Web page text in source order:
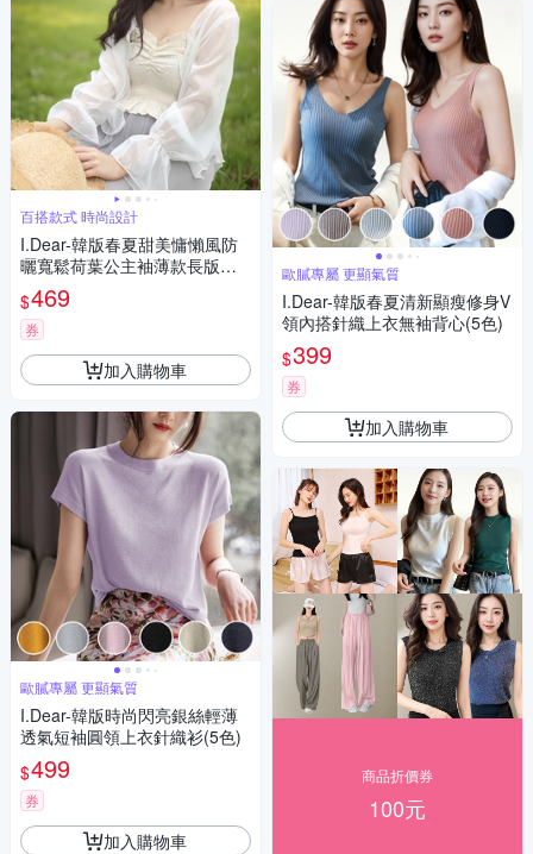
百搭款式 時尚設計
I.Dear-韓版春夏甜美慵懶風防
曬寬鬆荷葉公主袖薄款長版罩
衫(2色)
$469
券
加入購物車
歐膩專屬 更顯氣質
I.Dear-韓版時尚閃亮銀絲輕薄
透氣短袖圓領上衣針織衫(5色)
$499
券
加入購物車
歐膩專屬 更顯氣質
I.Dear-韓版春夏清新顯瘦修身V
領內搭針織上衣無袖背心(5色)
$399
券
加入購物車
商品折價券
100元